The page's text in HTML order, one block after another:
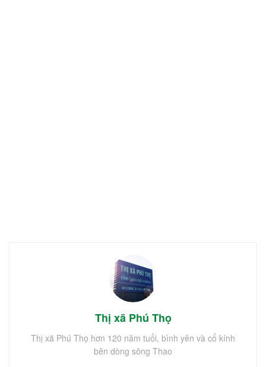
Thị xã Phú Thọ
Thị xã Phú Thọ hơn 120 năm tuổi, bình yên và cổ kính
bên dòng sông Thao